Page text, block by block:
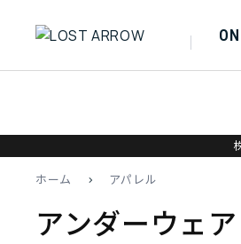
ホーム > アパレル
アンダーウェア